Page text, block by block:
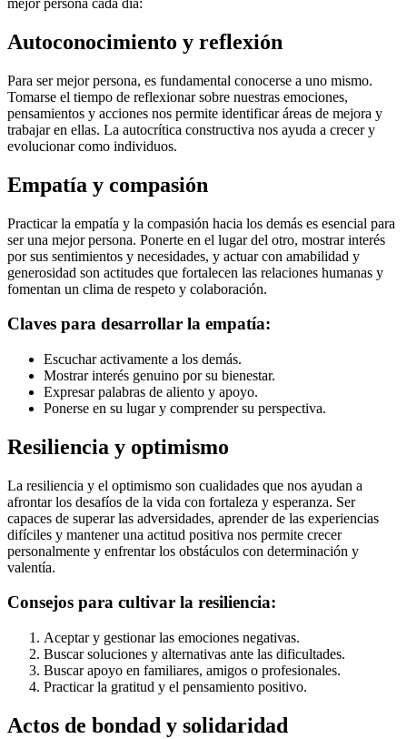
Autoconocimiento y reflexión
Para ser mejor persona, es fundamental conocerse a uno mismo.
Tomarse el tiempo de reflexionar sobre nuestras emociones,
pensamientos y acciones nos permite identificar áreas de mejora y
trabajar en ellas. La autocrítica constructiva nos ayuda a crecer y
evolucionar como individuos.
Empatía y compasión
Practicar la empatía y la compasión hacia los demás es esencial para
ser una mejor persona. Ponerte en el lugar del otro, mostrar interés
por sus sentimientos y necesidades, y actuar con amabilidad y
generosidad son actitudes que fortalecen las relaciones humanas y
fomentan un clima de respeto y colaboración.
Claves para desarrollar la empatía:
Escuchar activamente a los demás.
Mostrar interés genuino por su bienestar.
Expresar palabras de aliento y apoyo.
Ponerse en su lugar y comprender su perspectiva.
Resiliencia y optimismo
La resiliencia y el optimismo son cualidades que nos ayudan a
afrontar los desafíos de la vida con fortaleza y esperanza. Ser
capaces de superar las adversidades, aprender de las experiencias
difíciles y mantener una actitud positiva nos permite crecer
personalmente y enfrentar los obstáculos con determinación y
valentía.
Consejos para cultivar la resiliencia:
Aceptar y gestionar las emociones negativas.
Buscar soluciones y alternativas ante las dificultades.
Buscar apoyo en familiares, amigos o profesionales.
Practicar la gratitud y el pensamiento positivo.
Actos de bondad y solidaridad